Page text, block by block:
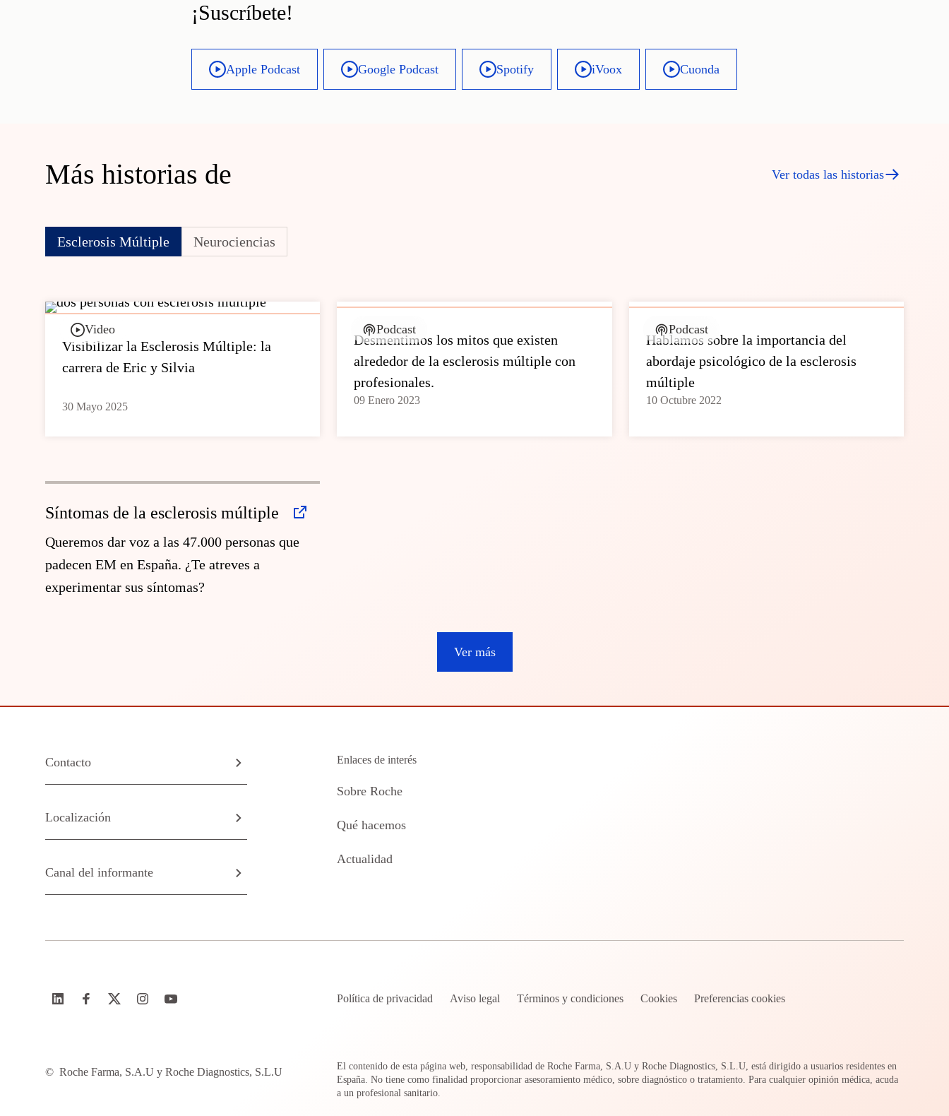
¡Suscríbete!
Apple Podcast Google Podcast Spotify iVoox Cuonda
Más historias de Ver todas las historias
Esclerosis Múltiple Neurociencias
Video
Visibilizar la Esclerosis Múltiple: la
carrera de Eric y Silvia
30 Mayo 2025
Podcast
Desmentimos los mitos que existen
alrededor de la esclerosis múltiple con
profesionales.
09 Enero 2023
Podcast
Hablamos sobre la importancia del
abordaje psicológico de la esclerosis
múltiple
10 Octubre 2022
Síntomas de la esclerosis múltiple
Queremos dar voz a las 47.000 personas que
padecen EM en España. ¿Te atreves a
experimentar sus síntomas?
Ver más
Contacto
Localización
Canal del informante
Enlaces de interés
Sobre Roche
Qué hacemos
Actualidad
Política de privacidad Aviso legal Términos y condiciones Cookies Preferencias cookies
© Roche Farma, S.A.U y Roche Diagnostics, S.L.U
El contenido de esta página web, responsabilidad de Roche Farma, S.A.U y Roche Diagnostics, S.L.U, está dirigido a usuarios residentes en
España. No tiene como finalidad proporcionar asesoramiento médico, sobre diagnóstico o tratamiento. Para cualquier opinión médica, acuda
a un profesional sanitario.